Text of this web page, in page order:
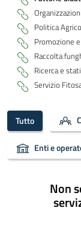
Politica
Promozione
Raccolta
Ricerca e
Servizio
Tutto
Enti e
Non